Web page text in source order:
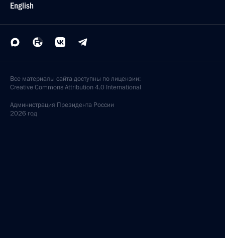
English
Все материалы сайта доступны по лицензии:
Creative Commons Attribution 4.0 International
Администрация Президента России
2026 год